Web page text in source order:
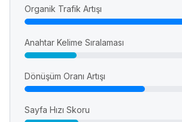
Organik Trafik Artışı
Anahtar Kelime Sıralaması
Dönüşüm Oranı Artışı
Sayfa Hızı Skoru